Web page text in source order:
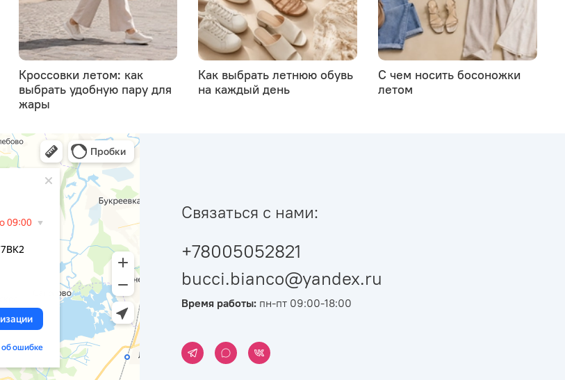
Кроссовки летом: как
выбрать удобную пару для
жары
Как выбрать летнюю обувь
на каждый день
С чем носить босоножки
летом
Связаться с нами:
+78005052821
bucci.bianco@yandex.ru
Время работы: пн-пт 09:00-18:00